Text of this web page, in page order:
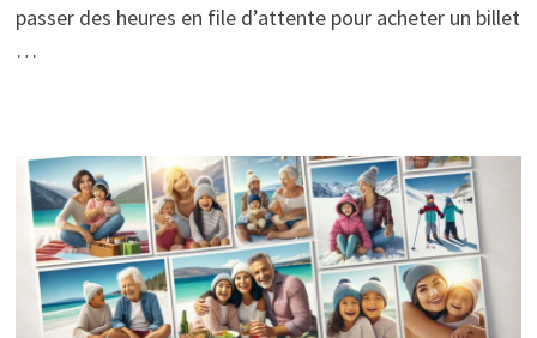
passer des heures en file d’attente pour acheter un billet
…